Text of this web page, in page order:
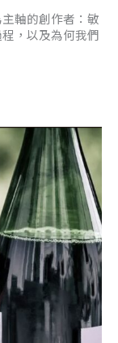
軸的創作者：敏
，以及為何我們